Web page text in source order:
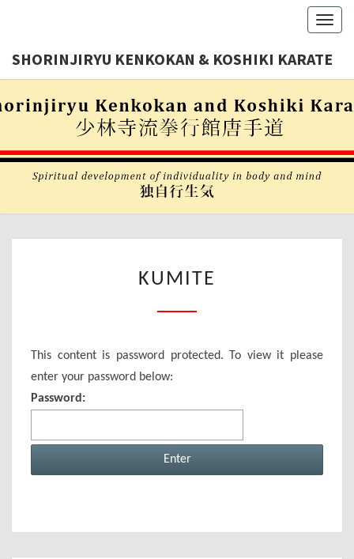
SHORINJIRYU KENKOKAN & KOSHIKI KARATE
Shorinjiryu
& Koshiki
Karate
KUMITE
This content is password protected. To view it please
enter your password below:
Password: